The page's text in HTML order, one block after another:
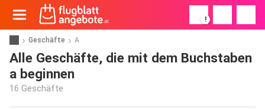
!
Geschäfte A
Alle Geschäfte, die mit dem Buchstaben
a beginnen
16 Geschäfte